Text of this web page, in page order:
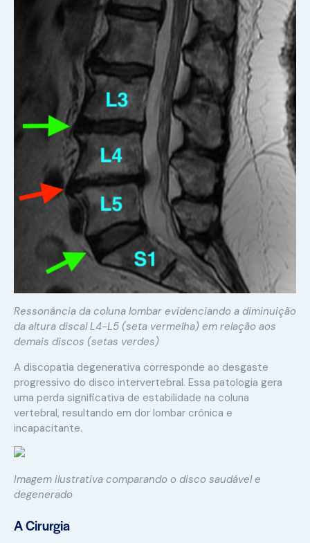
Ressonância da coluna lombar evidenciando a diminuição
da altura discal L4-L5 (seta vermelha) em relação aos
demais discos (setas verdes)
A discopatia degenerativa corresponde ao desgaste
progressivo do disco intervertebral. Essa patologia gera
uma perda significativa de estabilidade na coluna
vertebral, resultando em dor lombar crônica e
incapacitante.
Imagem ilustrativa comparando o disco saudável e
degenerado
A Cirurgia